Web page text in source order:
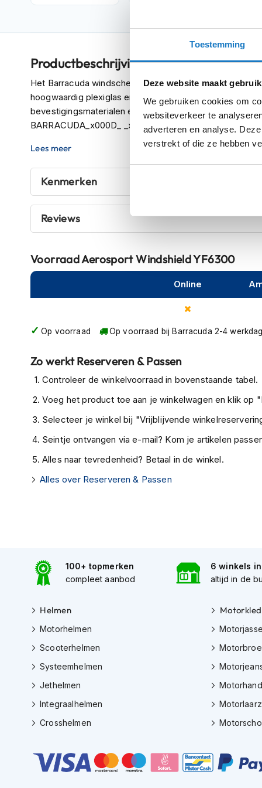
Toestemming
Deze website maakt
We gebruiken cookies om
websiteverkeer te
adverteren en analyse.
verstrekt of die ze hebben
Fietshelmen
accessoires
Vizieren
Pinlocks
Tear-
Oordoppen
Onderhoud
helm
Helm
kapstok
motorjassen
Dames
motorjassen
motorjassen
Waterdichte
motorjassen
Leren
Motorbroeken
Heren
motorbroeken
Doorwaai
motorbroeken
Waterdichte
motorbroeken
Leren
Textiel
motorbroeken
Productbeschrijving
Het Barracuda windscherm is dark smoke en specifiek
hoogwaardig plexiglas en kan gemonteerd worden
bevestigingsmaterialen en
BARRACUDA_x000D_ _x000D_
Lees meer
Kenmerken
Reviews
VoorraadAerosport Windshield YF6300
Online
Op voorraad Op voorraad bij Barracuda 2-4
Zo werkt Reserveren & Passen
Controleer de winkelvoorraad in bovenstaande tabel.
Voeg het product toe aan je winkelwagen en klik op
Selecteer je winkel bij "Vrijblijvende
Seintje ontvangen via e-mail? Kom je artikelen
Alles naar tevredenheid? Betaal in de winkel.
Alles over Reserveren & Passen
100+ topmerken
compleet aanbod
6 winkels in
altijd in de
Helmen
Motorhelmen
Scooterhelmen
Systeemhelmen
Jethelmen
Integraalhelmen
Crosshelmen